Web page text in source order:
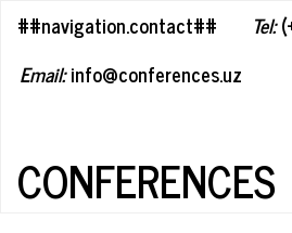
##navigation.contact## Tel:
Email:info@conferences.uz
CONFERENCES